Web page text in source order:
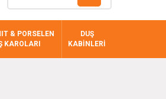
& PORSELEN
KAROLARI
DUŞ
KABİNLERİ